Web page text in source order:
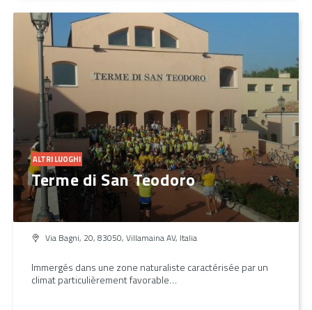
ALTRI LUOGHI
Terme di San Teodoro
Via Bagni, 20, 83050, Villamaina AV, Italia
Immergés dans une zone naturaliste caractérisée par un
climat particulièrement favorable…